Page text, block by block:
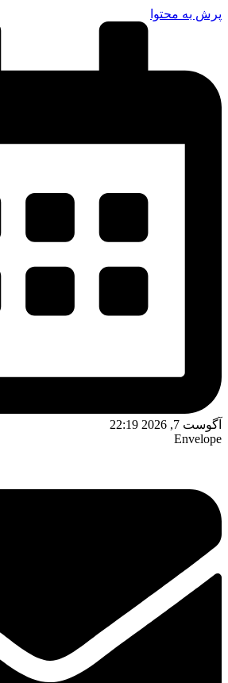
پرش به محتوا
آگوست 7, 2026 22:19
Envelope